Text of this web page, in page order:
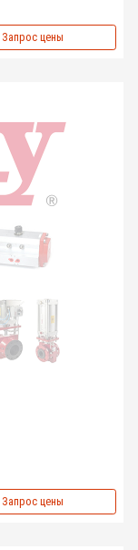
Запрос цены
Запрос цены